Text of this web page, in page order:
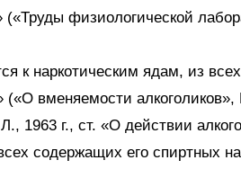
(«Труды физиологической
к наркотическим ядам, из
вменяемости алкоголиков»,
1963 г., ст. «О действии
содержащих его спиртных